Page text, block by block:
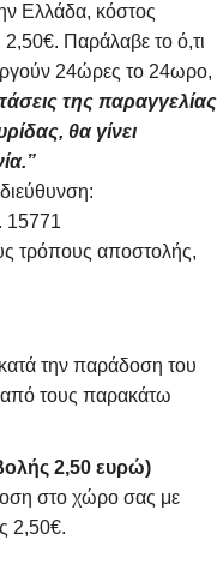
Ελλάδα, κόστος
2,50€. Παράλαβε το ό,τι
24ώρες το 24ωρο,
της παραγγελίας
θα γίνει
15771
τρόπους αποστολής,
την παράδοση του
από τους παρακάτω
2,50 ευρώ)
στο χώρο σας με
2,50€.